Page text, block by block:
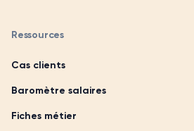
Ressources
Cas clients
Baromètre salaires
Fiches métier